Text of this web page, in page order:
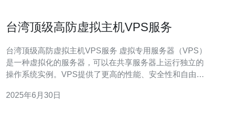
台湾顶级高防虚拟主机VPS服务
台湾顶级高防虚拟主机VPS服务 虚拟专用服务器（VPS）
是一种虚拟化的服务器，可以在共享服务器上运行独立的
操作系统实例。VPS提供了更高的性能、安全性和自由
的防御能力，能够有效抵御各种DDoS攻击，确保您的网
2025年6月30日